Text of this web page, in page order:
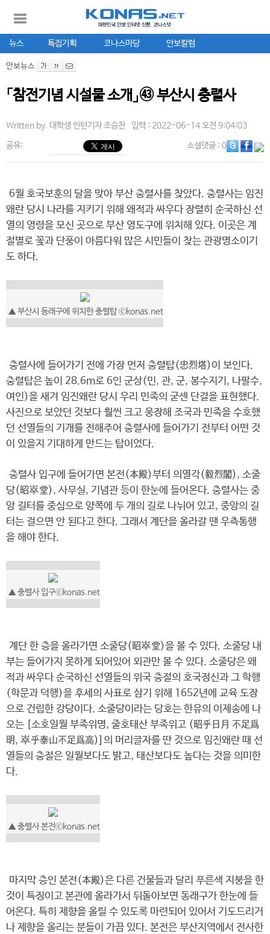
뉴스 특집기획 코나스마당 안보칼럼
안보뉴스
「참전기념 시설물 소개」㊸ 부산시 충렬사
Written by. 대학생 인턴기자 조승찬 입력 : 2022-06-14 오전 9:04:03
공유: 소셜댓글: 0
6월 호국보훈의 달을 맞아 부산 충렬사를 찾았다. 충렬사는 임진
왜란 당시 나라를 지키기 위해 왜적과 싸우다 장렬히 순국하신 선
열의 영령을 모신 곳으로 부산 영도구에 위치해 있다. 이곳은 계
절별로 꽃과 단풍이 아름다워 많은 시민들이 찾는 관광명소이기
도 하다.
▲ 부산시 동래구에 위치한 충렬탑 ⓒkonas.net
충렬사에 들어가기 전에 가장 먼저 충렬탑(忠烈塔)이 보인다.
충렬탑은 높이 28.6m로 6인 군상(민, 관, 군, 봉수지기, 나팔수,
여인)을 새겨 임진왜란 당시 우리 민족의 굳센 단결을 표현했다.
사진으로 보았던 것보다 훨씬 크고 웅장해 조국과 민족을 수호했
던 선열들의 기개를 전해주어 충렬사에 들어가기 전부터 어떤 것
이 있을지 기대하게 만드는 탑이었다.
충렬사 입구에 들어가면 본전(本殿)부터 의열각(毅烈閣), 소줄
당(昭崒堂), 사무실, 기념관 등이 한눈에 들어온다. 충렬사는 중
앙 길터를 중심으로 양쪽에 두 개의 길로 나뉘어 있고, 중앙의 길
터는 걸으면 안 된다고 한다. 그래서 계단을 올라갈 땐 우측통행
을 해야 한다.
▲ 충렬사 입구ⓒkonas.net
계단 한 층을 올라가면 소줄당(昭崒堂)을 볼 수 있다. 소줄당 내
부는 들어가지 못하게 되어있어 외관만 볼 수 있다. 소줄당은 왜
적과 싸우다 순국하신 선열들의 위국 충절의 호국정신과 그 학행
(학문과 덕행)을 후세의 사표로 삼기 위해 1652년에 교육 도장
으로 건립한 강당이다. 소줄당이라는 당호는 한유의 이제송에 나
오는 [소호일월 부족위명, 줄호태산 부족위고 (昭乎日月 不足爲
明, 崒乎泰山不足爲高)]의 머리글자를 딴 것으로 임진왜란 때 선
열들의 충절은 일월보다도 밝고, 태산보다도 높다는 것을 의미한
다.
▲ 충렬사 본전ⓒkonas.net
마지막 층인 본전(本殿)은 다른 건물들과 달리 푸른색 지붕을 한
것이 특징이고 본관에 올라가서 뒤돌아보면 동래구가 한눈에 들
어온다. 특히 제향을 올릴 수 있도록 마련되어 있어서 기도드리거
나 제향을 올리는 분들이 가끔 있다. 본전은 부산지역에서 전사한